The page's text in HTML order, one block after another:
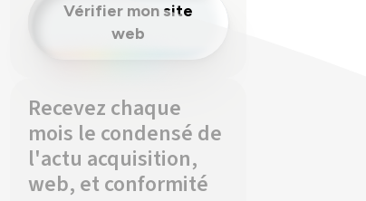
Vérifier mon site
web
Recevez chaque
mois le condensé de
l'actu acquisition,
web, et conformité